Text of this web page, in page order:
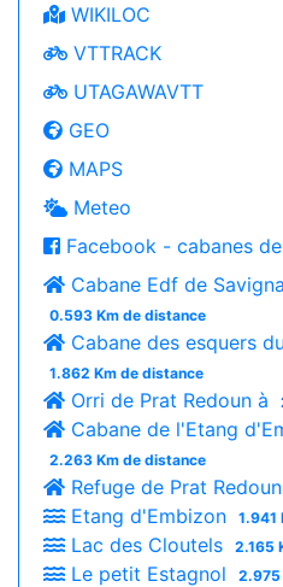
WIKILOC
VTTRACK
UTAGAWAVTT
GEO
MAPS
Meteo
Facebook - cabanes
Cabane Edf de
0.593 Km de distance
Cabane des esquers
1.862 Km de distance
Orri de Prat Redoun à
Cabane de l'Etang
2.263 Km de distance
Refuge de Prat
Etang d'Embizon 1.941
Lac des Cloutels 2.165
Le petit Estagnol 2.975